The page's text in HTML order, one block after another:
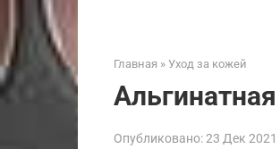
Главная » Уход за кожей
Опубликовано:23 Дек 2021